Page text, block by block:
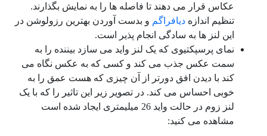
عکاس قرار می دهند تا فاصله ها را به نمایش بگذارند.
تنظیم اندازه دیافراگم و بدست آوردن بهترین رزولوشن در
این لنز ها به سادگی انجام پذیر است.
نمای پرسپکتیوی که یک لنز واید می سازد بیننده را به
سمت عکس جذب می کند و کسی که به عکس نگاه می
کند با دیدن افق دورتر از آن چیزی که هست عمق را به
خوبی احساس می کند. در تصویر زیر این تاثیر را که با یک
لنز زوم در حالت واید 26 میلیمتری ایجاد شده است
مشاهده می کنید: